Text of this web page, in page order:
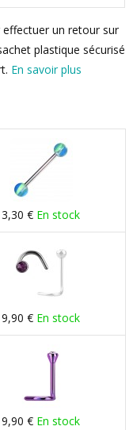
un retour sur
plastique sécurisé
En savoir plus
3,30 € En stock
9,90 € En stock
9,90 € En stock